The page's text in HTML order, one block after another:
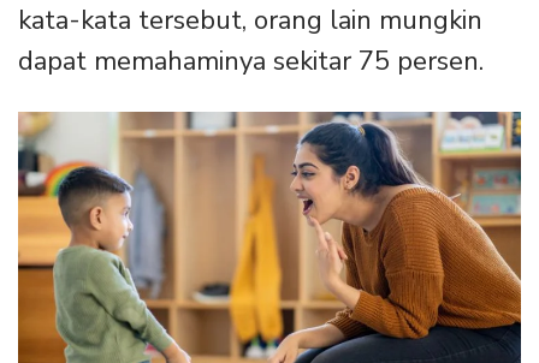
kata-kata tersebut, orang lain mungkin
dapat memahaminya sekitar 75 persen.